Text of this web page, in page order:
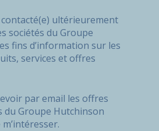
contacté(e) ultérieurement
sociétés du Groupe
fins d’information sur les
services et offres
par email les offres
du Groupe Hutchinson